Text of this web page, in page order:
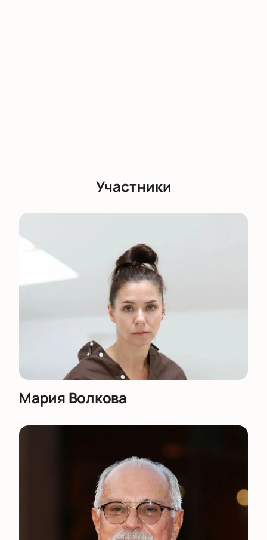
Корпоративным клиентам
бронирования мест для групповых посещений или
поможет выбрать места для коллектива, оформить
заказ билетов, согласовать детали события и
предоставить информацию о стоимости и
правилах покупки билетов для бизнес-клиентов.
Участники
Мария Волкова